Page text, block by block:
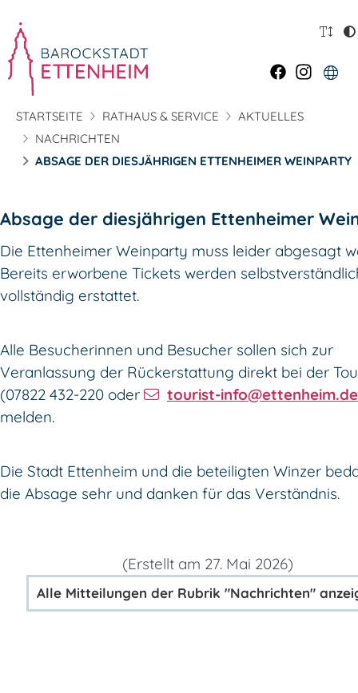
STARTSEITE RATHAUS & SERVICE
AKTUELLES
NACHRICHTEN
ABSAGE DER DIESJÄHRIGEN ETTENHEIMER WEINPARTY
Absage der diesjährigen Ettenheimer
Die Ettenheimer Weinparty muss leider abgesagt
Bereits erworbene Tickets werden
vollständig erstattet.
Alle Besucherinnen und Besucher sollen sich zur
Veranlassung der Rückerstattung direkt bei der
(07822 432-220 oder
tourist-info@ettenheim.de
melden.
Die Stadt Ettenheim und die beteiligten Winzer
die Absage sehr und danken für das Verständnis.
(Erstellt am 27. Mai 2026)
Alle Mitteilungen der Rubrik "Nachrichten"